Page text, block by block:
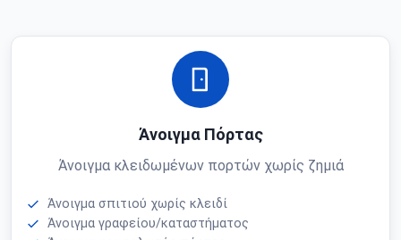
Άνοιγμα Πόρτας
Άνοιγμα κλειδωμένων πορτών χωρίς ζημιά
Άνοιγμα σπιτιού χωρίς κλειδί
Άνοιγμα γραφείου/καταστήματος